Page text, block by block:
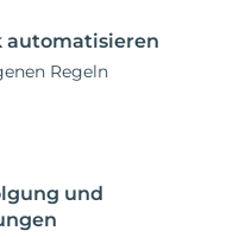
Regeln
und